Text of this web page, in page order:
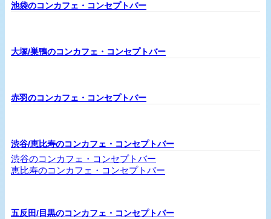
池袋のコンカフェ・コンセプトバー
大塚/巣鴨のコンカフェ・コンセプトバー
赤羽のコンカフェ・コンセプトバー
渋谷/恵比寿のコンカフェ・コンセプトバー
渋谷のコンカフェ・コンセプトバー
恵比寿のコンカフェ・コンセプトバー
五反田/目黒のコンカフェ・コンセプトバー